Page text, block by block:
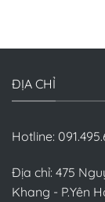
ĐỊA CHỈ
Hotline:
Địa chỉ: 475
Khang - P.Yên